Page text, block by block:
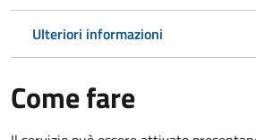
Ulteriori informazioni
Come fare